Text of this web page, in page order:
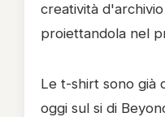
creatività
proiettandola nel
Le t-shirt sono già
oggi sul si di